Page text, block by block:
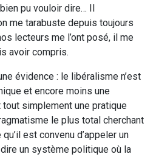
pu vouloir dire… Il
me tarabuste depuis toujours
lecteurs me l’ont posé, il me
avoir compris.
évidence : le libéralisme n’est
et encore moins une
simplement une pratique
le plus total cherchant
est convenu d’appeler un
un système politique où la